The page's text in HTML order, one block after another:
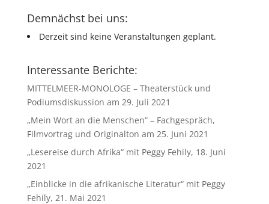
Demnächst bei uns:
Derzeit sind keine Veranstaltungen geplant.
Interessante Berichte:
MITTELMEER-MONOLOGE – Theaterstück und
Podiumsdiskussion am 29. Juli 2021
„Mein Wort an die Menschen“ – Fachgespräch,
Filmvortrag und Originalton am 25. Juni 2021
„Lesereise durch Afrika“ mit Peggy Fehily, 18. Juni
2021
„Einblicke in die afrikanische Literatur“ mit Peggy
Fehily, 21. Mai 2021